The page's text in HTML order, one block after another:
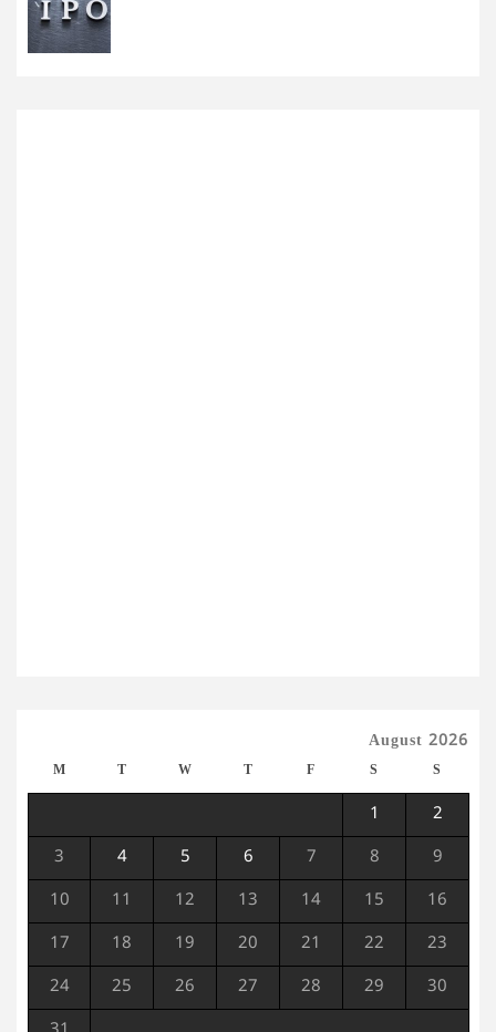
August 2026
M T W T F S S
1 2
3 4 5 6 7 8 9
10 11 12 13 14 15 16
17 18 19 20 21 22 23
24 25 26 27 28 29 30